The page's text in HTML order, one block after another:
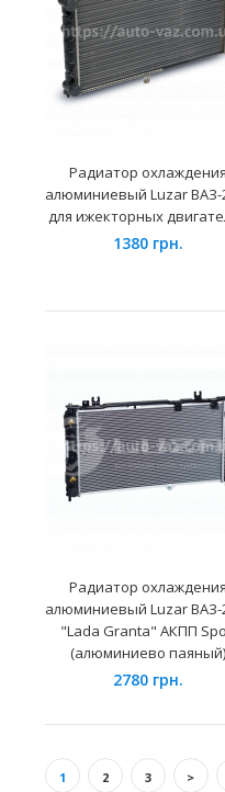
Радиатор охлаждения
алюминиевый Luzar ВАЗ-
для ижекторных
1380 грн.
Радиатор охлаждения
алюминиевый Luzar ВАЗ-
"Lada Granta" АКПП
(алюминиево паяный)
2780 грн.
1 2 3 >